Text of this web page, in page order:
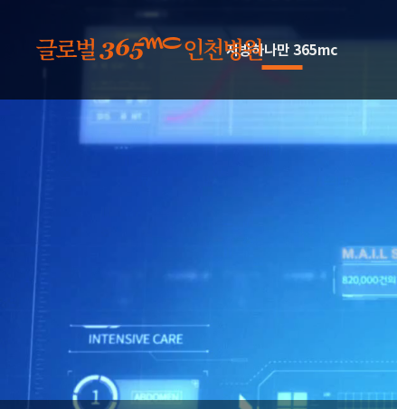
지방하나만 365mc